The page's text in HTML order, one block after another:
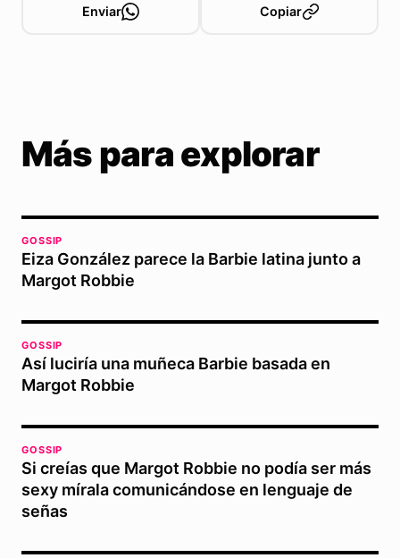
Enviar Copiar
Más para explorar
GOSSIP
Eiza González parece la Barbie latina junto a
Margot Robbie
GOSSIP
Así luciría una muñeca Barbie basada en
Margot Robbie
GOSSIP
Si creías que Margot Robbie no podía ser más
sexy mírala comunicándose en lenguaje de
señas